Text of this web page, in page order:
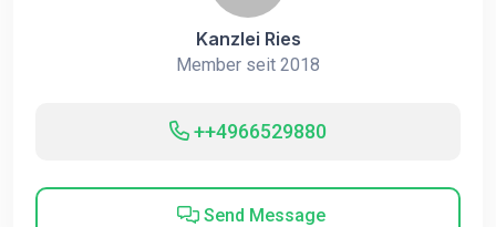
Kanzlei Ries
Member seit 2018
++4966529880
Send Message